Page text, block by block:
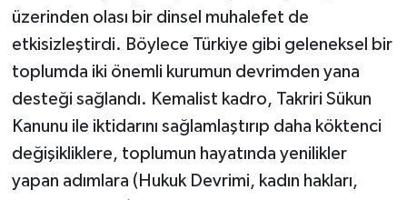
üzerinden olası bir dinsel muhalefet de
etkisizleştirdi. Böylece Türkiye gibi geleneksel bir
toplumda iki önemli kurumun devrimden yana
desteği sağlandı. Kemalist kadro, Takriri Sükun
Kanunu ile iktidarını sağlamlaştırıp daha köktenci
değişikliklere, toplumun hayatında yenilikler
yapan adımlara (Hukuk Devrimi, kadın hakları,